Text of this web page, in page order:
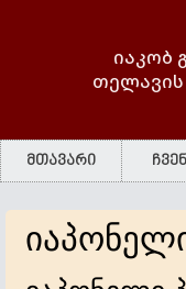
იაკობ
თელავის
მთავარი